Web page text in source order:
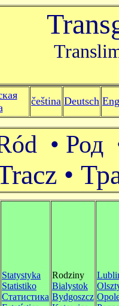
čeština Deutsch
• Род
•
Statystyka
Statistiko
Статистика
Rodziny
Bialystok
Bydgoszcz